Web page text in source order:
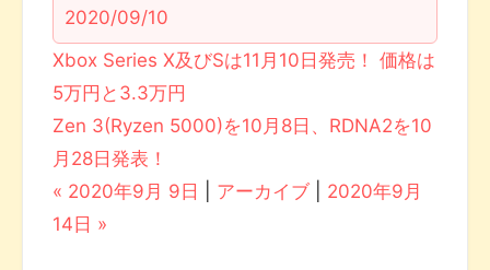
2020/09/10
Xbox Series X及びSは11月10日発売！ 価格は
5万円と3.3万円
Zen 3(Ryzen 5000)を10月8日、RDNA2を10
月28日発表！
« 2020年9月 9日
アーカイブ
2020年9月
14日 »